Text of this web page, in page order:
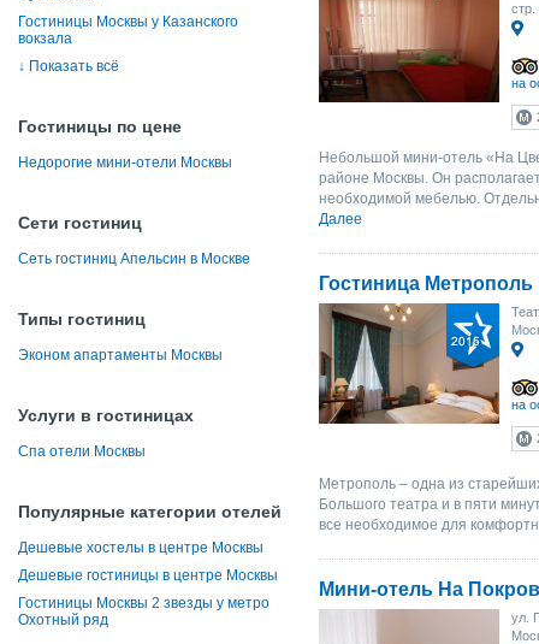
Гостиницы Москвы у Казанского
вокзала
↓ Показать всё
Гостиницы по цене
Недорогие мини-отели Москвы
Сети гостиниц
Сеть гостиниц Апельсин в Москве
Типы гостиниц
Эконом апартаменты Москвы
Услуги в гостиницах
Спа отели Москвы
Популярные категории отелей
Дешевые хостелы в центре Москвы
Дешевые гостиницы в центре Москвы
Гостиницы Москвы 2 звезды у метро
Охотный ряд
стр.
на
Небольшой мини-отель «На
районе Москвы. Он
необходимой мебелью.
Далее
Гостиница Метрополь
на
Метрополь – одна из
Большого театра и в пяти
все необходимое для
Мини-отель На
ул.